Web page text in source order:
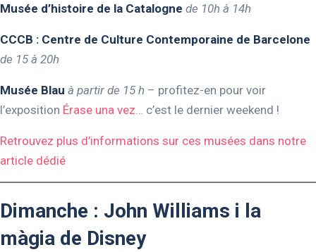
Musée d’histoire de la Catalogne de 10h à 14h
CCCB : Centre de Culture Contemporaine de Barcelone
de 15 à 20h
Musée Blau à partir de 15 h – profitez-en pour voir
l’exposition Érase una vez … c’est le dernier weekend !
Retrouvez plus d’informations sur ces musées dans notre
article dédié
Dimanche : John Williams i la
màgia de Disney